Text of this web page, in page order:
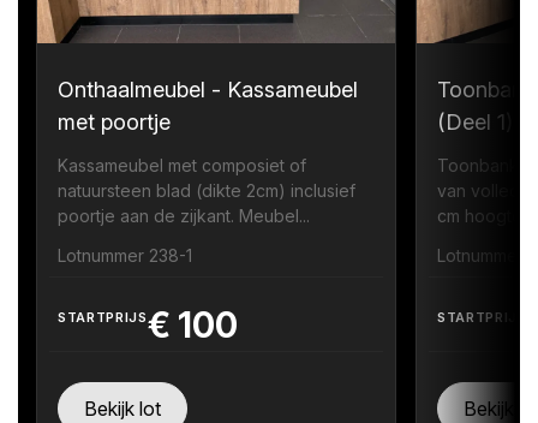
Onthaalmeubel - Kassameubel
met poortje
Kassameubel met composiet of
natuursteen blad (dikte 2cm) inclusief
poortje aan de zijkant. Meubel...
Lotnummer 238-1
STARTPRIJS€ 100
Bekijk lot
(Deel 1)
Toonbank
van
cm hoogte
Lotnummer
STARTPRIJS
Bekijk